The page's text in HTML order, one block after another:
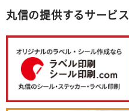
丸信の提供するサービス